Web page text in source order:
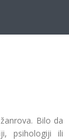
Bilo da
psihologiji ili